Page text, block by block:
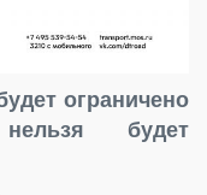
ограничено
будет